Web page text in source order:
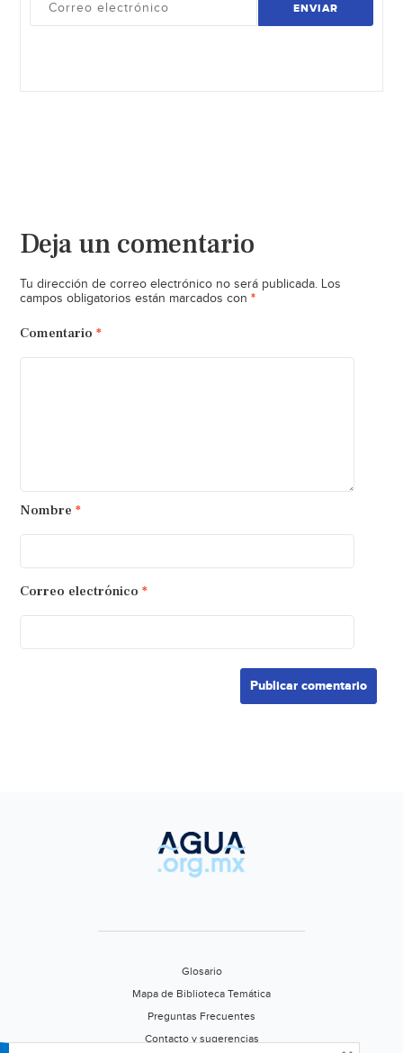
ENVIAR
Deja un comentario
Tu dirección de correo electrónico no será publicada. Los
campos obligatorios están marcados con *
Comentario *
Nombre *
Correo electrónico *
Glosario
Mapa de Biblioteca Temática
Preguntas Frecuentes
Contacto y sugerencias